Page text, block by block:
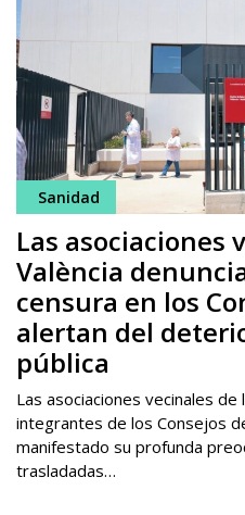
Sanidad
Las asociaciones
València
censura en los
alertan del
pública
Las asociaciones vecinales de
integrantes de los Consejos
manifestado su profunda
trasladadas…